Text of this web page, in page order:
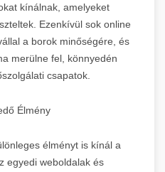
kínálnak, amelyeket
Ezenkívül sok online
a borok minőségére, és
merülne fel, könnyedén
csapatok.
Élmény
élményt is kínál a
egyedi weboldalak és